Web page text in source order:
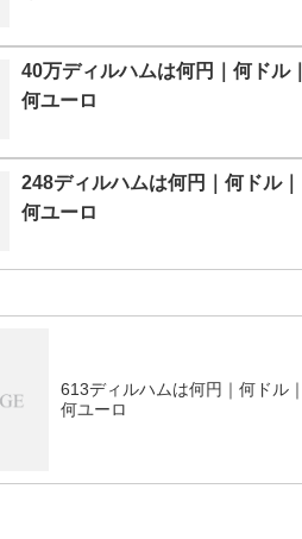
40万ディルハムは何円｜何ドル
何ユーロ
248ディルハムは何円｜何ドル｜
何ユーロ
613ディルハムは何円｜何ドル
何ユーロ